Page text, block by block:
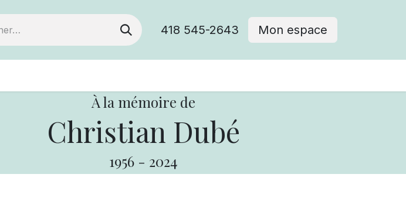
418 545-2643 Mon espace
À la mémoire de
Christian Dubé
1956 - 2024